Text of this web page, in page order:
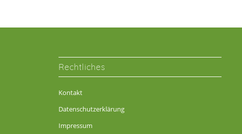
Rechtliches
Kontakt
Datenschutzerklärung
Impressum